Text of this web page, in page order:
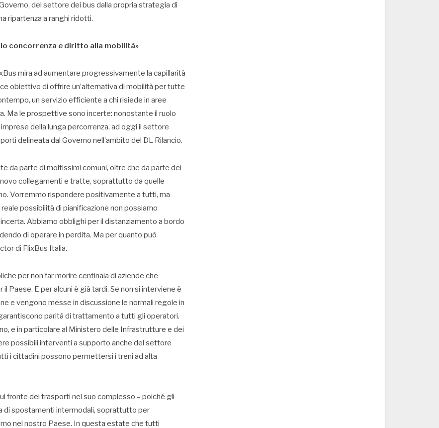
del settore dei bus dalla propria strategia di
ripartenza a ranghi ridotti.
concorrenza e diritto alla mobilità»
mira ad aumentare progressivamente la capillarità
obiettivo di offrire un’alternativa di mobilità per tutte
un servizio efficiente a chi risiede in aree
Ma le prospettive sono incerte: nonostante il ruolo
della lunga percorrenza, ad oggi il settore
delineata dal Governo nell’ambito del DL Rilancio.
da parte di moltissimi comuni, oltre che da parte dei
collegamenti e tratte, soprattutto da quelle
Vorremmo rispondere positivamente a tutti, ma
possibilità di pianificazione non possiamo
Abbiamo obblighi per il distanziamento a bordo
di operare in perdita. Ma per quanto può
di FlixBus Italia.
per non far morire centinaia di aziende che
Paese. E per alcuni è già tardi. Se non si interviene è
e vengono messe in discussione le normali regole in
parità di trattamento a tutti gli operatori.
e in particolare al Ministero delle Infrastrutture e dei
possibili interventi a supporto anche del settore
i cittadini possono permettersi i treni ad alta
fronte dei trasporti nel suo complesso – poiché gli
di spostamenti intermodali, soprattutto per
nel nostro Paese. In questa estate che tutti